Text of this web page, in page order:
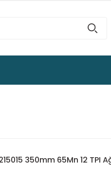
350mm 65Mn 12 TPI